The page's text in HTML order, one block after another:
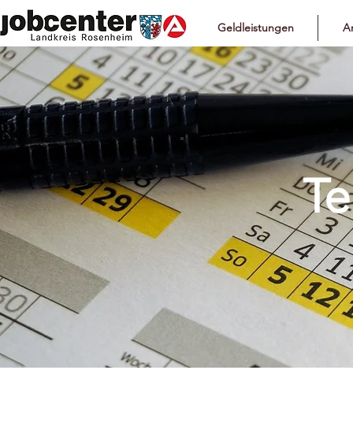
Geldleistungen